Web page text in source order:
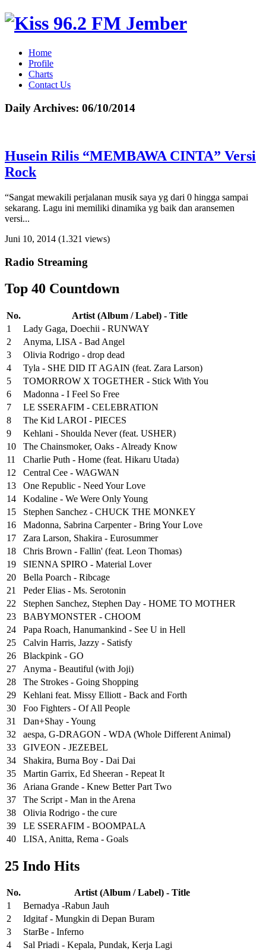
Home
Profile
Charts
Contact Us
Daily Archives: 06/10/2014
Husein Rilis “MEMBAWA CINTA” Versi
Rock
“Sangat mewakili perjalanan musik saya yg dari 0 hingga sampai
sekarang. Lagu ini memiliki dinamika yg baik dan aransemen
versi...
Juni 10, 2014 (1.321 views)
Radio Streaming
Top 40 Countdown
No.
Artist (Album / Label) - Title
1
Lady Gaga, Doechii - RUNWAY
2
Anyma, LISA - Bad Angel
3
Olivia Rodrigo - drop dead
4
Tyla - SHE DID IT AGAIN (feat. Zara Larson)
5
TOMORROW X TOGETHER - Stick With You
6
Madonna - I Feel So Free
7
LE SSERAFIM - CELEBRATION
8
The Kid LAROI - PIECES
9
Kehlani - Shoulda Never (feat. USHER)
10
The Chainsmoker, Oaks - Already Know
11
Charlie Puth - Home (feat. Hikaru Utada)
12
Central Cee - WAGWAN
13
One Republic - Need Your Love
14
Kodaline - We Were Only Young
15
Stephen Sanchez - CHUCK THE MONKEY
16
Madonna, Sabrina Carpenter - Bring Your Love
17
Zara Larson, Shakira - Eurosummer
18
Chris Brown - Fallin' (feat. Leon Thomas)
19
SIENNA SPIRO - Material Lover
20
Bella Poarch - Ribcage
21
Peder Elias - Ms. Serotonin
22
Stephen Sanchez, Stephen Day - HOME TO MOTHER
23
BABYMONSTER - CHOOM
24
Papa Roach, Hanumankind - See U in Hell
25
⁠Calvin Harris, Jazzy - Satisfy
26
Blackpink - GO
27
Anyma - Beautiful (with Joji)
28
The Strokes - Going Shopping
29
Kehlani feat. Missy Elliott - Back and Forth
30
Foo Fighters - Of All People
31
Dan+Shay - Young
32
aespa, G-DRAGON - WDA (Whole Different Animal)
33
GIVEON - JEZEBEL
34
Shakira, Burna Boy - Dai Dai
35
Martin Garrix, Ed Sheeran - Repeat It
36
Ariana Grande - Knew Better Part Two
37
The Script - Man in the Arena
38
Olivia Rodrigo - the cure
39
LE SSERAFIM - BOOMPALA
40
LISA, Anitta, Rema - Goals
25 Indo Hits
No.
Artist (Album / Label) - Title
1
Bernadya -Rabun Jauh
2
Idgitaf - Mungkin di Depan Buram
3
StarBe - Inferno
4
Sal Priadi - Kepala, Pundak, Kerja Lagi